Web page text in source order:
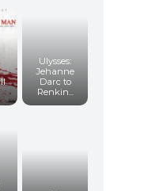
Ulysses:
Jehanne
Darc to
Renkin...